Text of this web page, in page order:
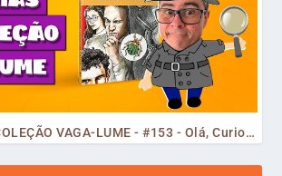
MEMÓRIAS DA COLEÇÃO VAGA-LUME - #153 - Olá, Curiosos! 2023